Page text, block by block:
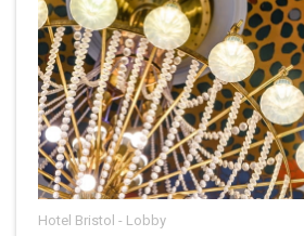
Hotel Bristol - Lobby